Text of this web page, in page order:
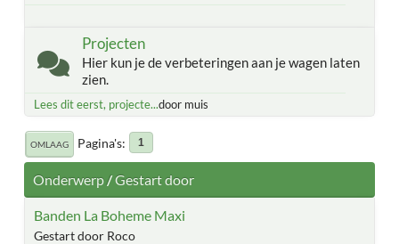
Projecten
Hier kun je de verbeteringen aan je wagen laten
zien.
Lees dit eerst, projecte...door muis
OMLAAG Pagina's 1
Onderwerp/Gestart door
Banden La Boheme Maxi
Gestart door Roco